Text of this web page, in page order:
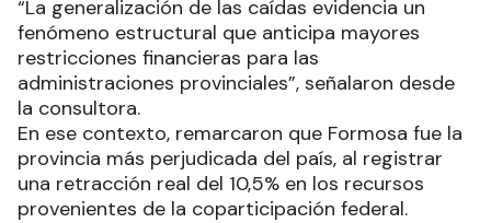
“La generalización de las caídas evidencia un
fenómeno estructural que anticipa mayores
restricciones financieras para las
administraciones provinciales”, señalaron desde
la consultora.
En ese contexto, remarcaron que Formosa fue la
provincia más perjudicada del país, al registrar
una retracción real del 10,5% en los recursos
provenientes de la coparticipación federal.